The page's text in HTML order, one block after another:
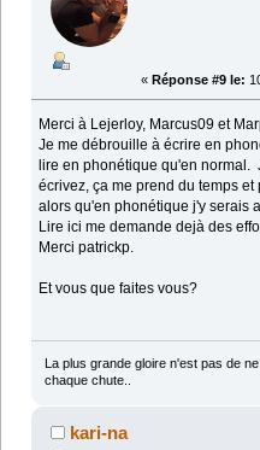
« Réponse #9 le:
Merci à Lejerloy, Marcus09 et
Je me débrouille à écrire en
lire en phonétique qu'en normal.
écrivez, ça me prend du temps
alors qu'en phonétique j'y serais
Lire ici me demande dejà des
Merci patrickp.
Et vous que faites vous?
La plus grande gloire n'est pas de
chaque chute..
kari-na